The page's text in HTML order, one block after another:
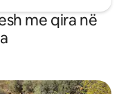
me qira në